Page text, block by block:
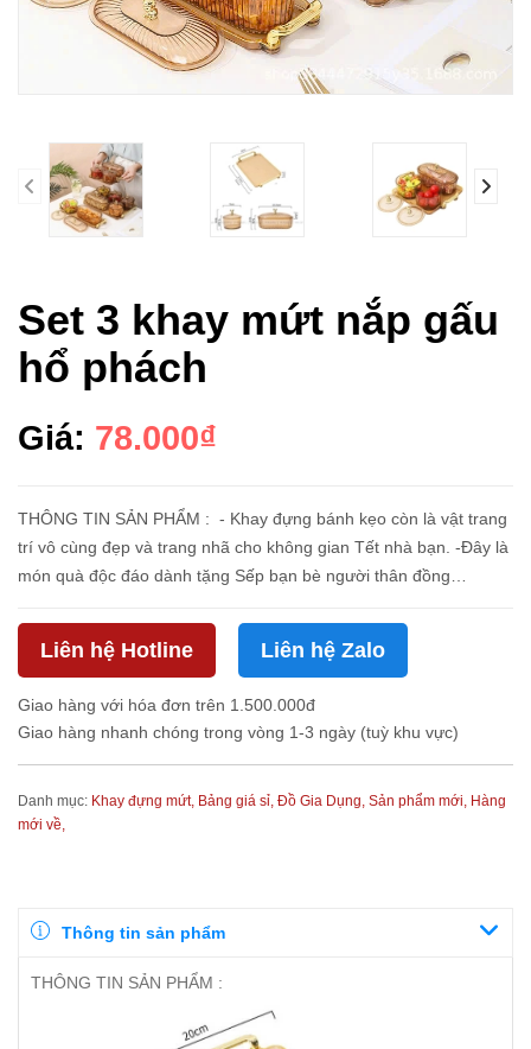
prev
Set 3 khay mứt nắp gấu
hổ phách
Giá: 78.000₫
THÔNG TIN SẢN PHẨM : - Khay đựng bánh kẹo còn là vật trang
trí vô cùng đẹp và trang nhã cho không gian Tết nhà bạn. -Đây là
món quà độc đáo dành tặng Sếp bạn bè người thân đồng
Liên hệ Hotline Liên hệ Zalo
Giao hàng với hóa đơn trên 1.500.000đ
Giao hàng nhanh chóng trong vòng 1-3 ngày (tuỳ khu vực)
Danh mục: Khay đựng mứt, Bảng giá sỉ, Đồ Gia Dụng, Sản phẩm mới, Hàng
mới về,
Thông tin sản phẩm
THÔNG TIN SẢN PHẨM :